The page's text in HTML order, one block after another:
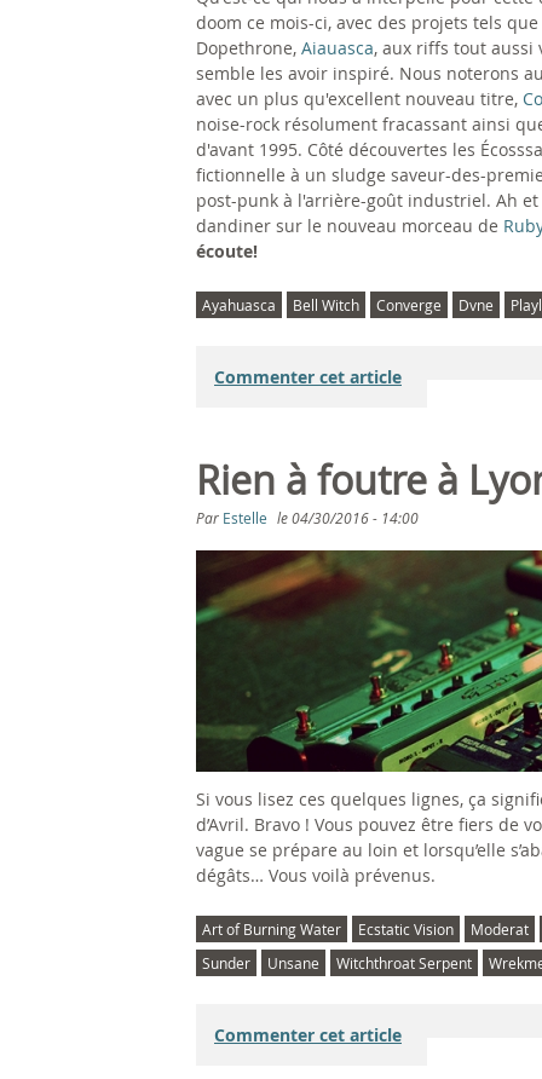
doom ce mois-ci, avec des projets tels que
Dopethrone, Aiauasca, aux riffs tout aussi
semble les avoir inspiré. Nous noterons
avec un plus qu'excellent nouveau titre,
noise-rock résolument fracassant ainsi
d'avant 1995. Côté découvertes les
fictionnelle à un sludge saveur-des-
post-punk à l'arrière-goût industriel. Ah
dandiner sur le nouveau morceau de
écoute!
Ayahuasca Bell Witch Converge Dvne
Commenter cet article
Rien à foutre à
Par Estelle le04/30/2016 - 14:00
Si vous lisez ces quelques lignes, ça
d’Avril. Bravo ! Vous pouvez être fiers de
vague se prépare au loin et lorsqu’elle
dégâts… Vous voilà prévenus.
Art of Burning Water Ecstatic Vision Moderat
Sunder
Unsane Witchthroat Serpent
Commenter cet article